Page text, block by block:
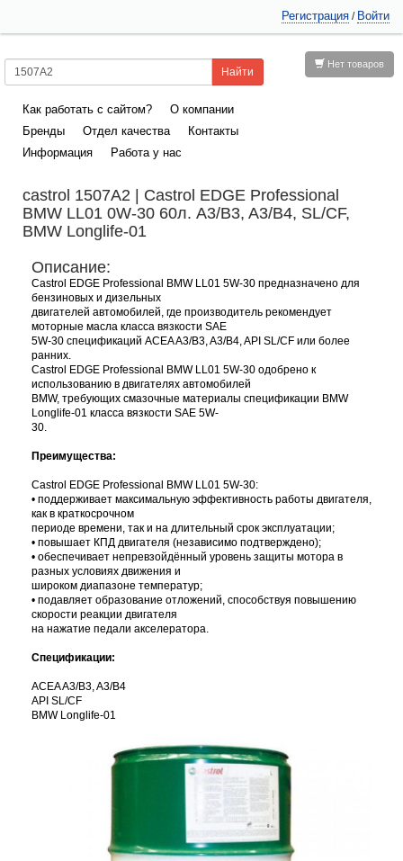
Регистрация / Войти
Нет товаров
Как работать с сайтом?
О компании
Бренды
Отдел качества
Контакты
Информация
Работа у нас
castrol 1507A2 | Castrol EDGE Professional
BMW LL01 0W-30 60л. A3/B3, A3/B4, SL/CF,
BMW Longlife-01
Описание:
Castrol EDGE Professional BMW LL01 5W-30 предназначено для
бензиновых и дизельных
двигателей автомобилей, где производитель рекомендует
моторные масла класса вязкости SAE
5W-30 спецификаций ACEA A3/B3, A3/B4, API SL/CF или более
ранних.
Castrol EDGE Professional BMW LL01 5W-30 одобрено к
использованию в двигателях автомобилей
BMW, требующих смазочные материалы спецификации BMW
Longlife-01 класса вязкости SAE 5W-
30.
Преимущества:
Castrol EDGE Professional BMW LL01 5W-30:
• поддерживает максимальную эффективность работы двигателя,
как в краткосрочном
периоде времени, так и на длительный срок эксплуатации;
• повышает КПД двигателя (независимо подтверждено);
• обеспечивает непревзойдённый уровень защиты мотора в
разных условиях движения и
широком диапазоне температур;
• подавляет образование отложений, способствуя повышению
скорости реакции двигателя
на нажатие педали акселератора.
Спецификации:
ACEA A3/B3, A3/B4
API SL/CF
BMW Longlife-01